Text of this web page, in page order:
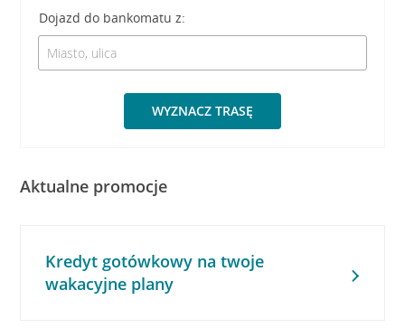
Dojazd do bankomatu z:
WYZNACZ TRASĘ
Aktualne promocje
Kredyt gotówkowy na twoje
wakacyjne plany